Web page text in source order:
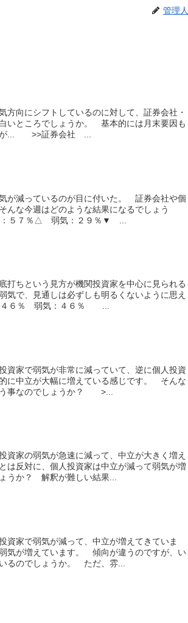
管理人
方向にシフトしているのに対して、証券会社・
いところでしょうか。 基本的には月末要因も
が... >>証券会社 ...
が減っているのが目に付いた。 証券会社や個
な今週はどのような結果になるでしょう
７％△ 弱気：２９％▼ ...
打ちという見方が機関投資家を中心に見られる
で、見通しは必ずしも明るくないように思え
６％ 弱気：４６％ ...
資家で弱気が非常に減っていて、逆に個人投資
に中立が大幅に増えている感じです。 そんな
う事なのでしょうか？ >...
資家の弱気が急速に減って、中立が大きく増え
反対に、個人投資家は中立が減って弱気が増
うか？ 解釈が難しい結果...
資家で弱気が減って、中立が増えてきていま
気が増えています。 傾向が違うのですが、い
るのでしょうか。 ただ、雰...